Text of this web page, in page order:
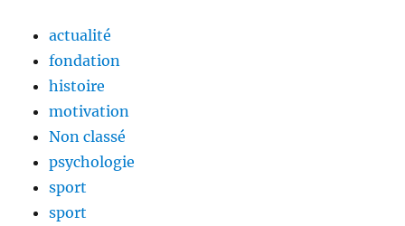
actualité
fondation
histoire
motivation
Non classé
psychologie
sport
sport